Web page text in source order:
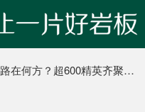
陶瓷行业路在何方？超600精英齐聚陶业年度思想盛会，樊纲、何乾、龙建刚献智破局